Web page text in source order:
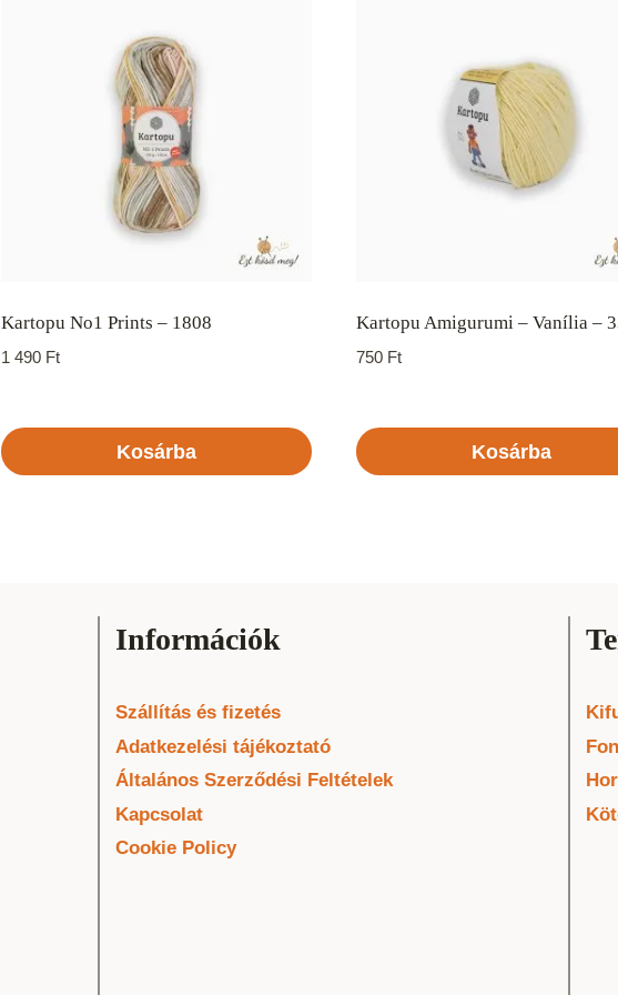
Kartopu No1 Prints – 1808
1 490 Ft
Kosárba
Kartopu Amigurumi – Vanília –
750 Ft
Kosárba
Információk
Szállítás és fizetés
Adatkezelési tájékoztató
Általános Szerződési Feltételek
Kapcsolat
Cookie Policy